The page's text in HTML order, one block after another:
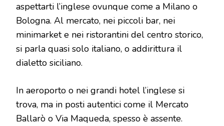
aspettarti l’inglese ovunque come a Milano o
Bologna. Al mercato, nei piccoli bar, nei
minimarket e nei ristorantini del centro storico,
si parla quasi solo italiano, o addirittura il
dialetto siciliano.
In aeroporto o nei grandi hotel l’inglese si
trova, ma in posti autentici come il Mercato
Ballarò o Via Maqueda, spesso è assente.